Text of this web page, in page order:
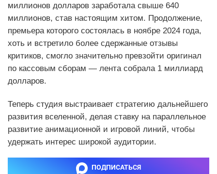
миллионов долларов заработала свыше 640
миллионов, став настоящим хитом. Продолжение,
премьера которого состоялась в ноябре 2024 года,
хоть и встретило более сдержанные отзывы
критиков, смогло значительно превзойти оригинал
по кассовым сборам — лента собрала 1 миллиард
долларов.
Теперь студия выстраивает стратегию дальнейшего
развития вселенной, делая ставку на параллельное
развитие анимационной и игровой линий, чтобы
удержать интерес широкой аудитории.
ПОДПИСАТЬСЯ